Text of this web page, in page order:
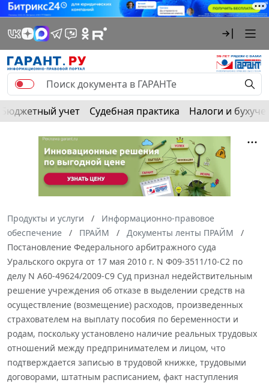
Бюджетный учет Судебная практика Налоги и
Продукты и услуги
Информационно-правовое
обеспечение
ПРАЙМ
Документы ленты ПРАЙМ
Постановление Федерального арбитражного суда
Уральского округа от 17 мая 2010 г. N Ф09-3511/10-С2 по
делу N А60-49624/2009-С9 Суд признал недействительным
решение учреждения об отказе в выделении средств на
осуществление (возмещение) расходов, произведенных
страхователем на выплату пособия по беременности и
родам, поскольку установлено наличие реальных трудовых
отношений между предпринимателем и лицом, что
подтверждается записью в трудовой книжке, трудовыми
договорами, штатным расписанием, факт наступления